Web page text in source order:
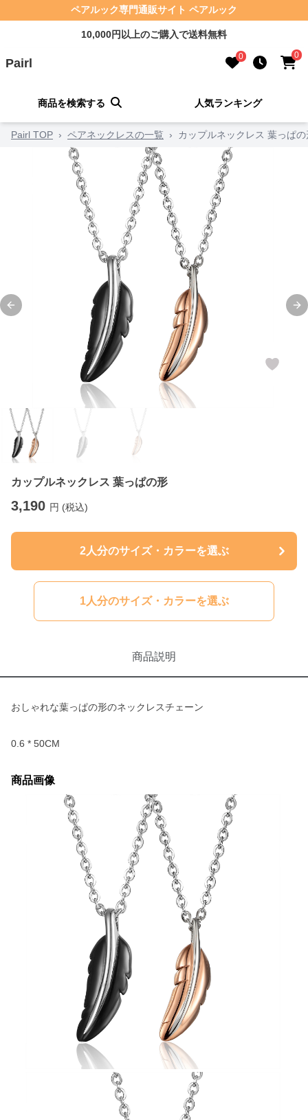
ペアルック専門通販サイト ペアルック
10,000円以上のご購入で送料無料
Pairl 0 0
商品を検索する 人気ランキング
Pairl TOP › ペアネックレスの一覧 › カップルネックレス 葉っぱの
Previous slide
カップルネックレス 葉っぱの形
3,190 円 (税込)
2人分のサイズ・カラーを選ぶ
1人分のサイズ・カラーを選ぶ
商品説明
おしゃれな葉っぱの形のネックレスチェーン
0.6 * 50CM
商品画像